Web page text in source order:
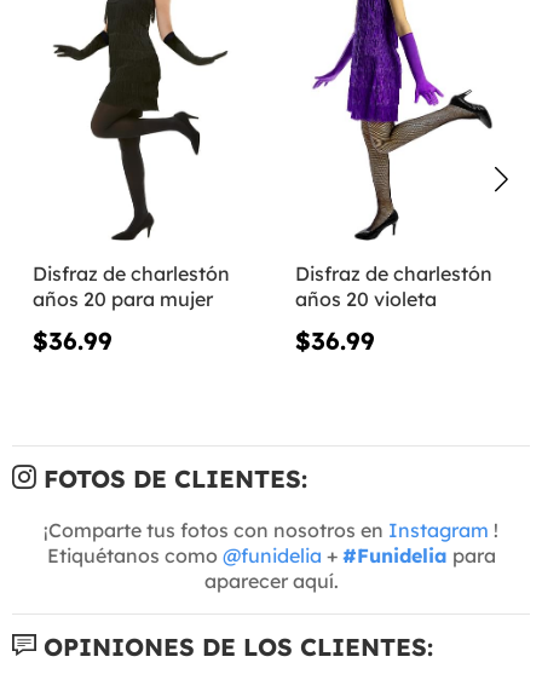
Disfraz de charlestón
años 20 para mujer
$36.99
Disfraz de charlestón
años 20 violeta
$36.99
FOTOS DE CLIENTES:
¡Comparte tus fotos con nosotros en Instagram !
Etiquétanos como @funidelia + #Funidelia para
aparecer aquí.
OPINIONES DE LOS CLIENTES: